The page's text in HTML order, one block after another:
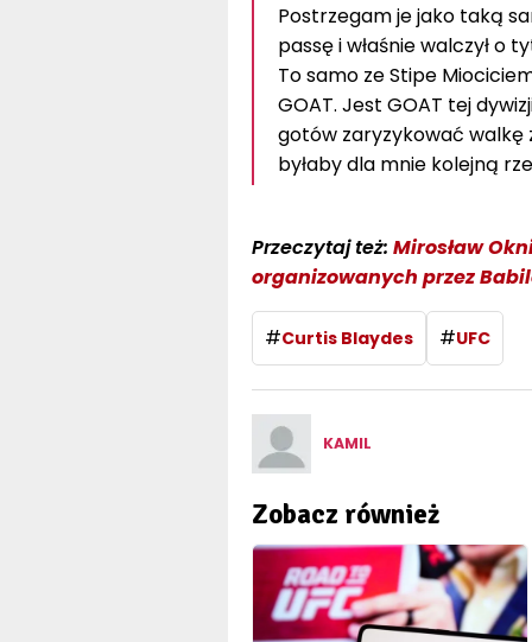
Postrzegam je jako taką
passę i właśnie walczył o
To samo ze Stipe
GOAT. Jest GOAT tej
gotów zaryzykować walkę
byłaby dla mnie kolejną
Przeczytaj też: Mirosław
organizowanych przez
#Curtis Blaydes #UFC
KAMIL
Zobacz również